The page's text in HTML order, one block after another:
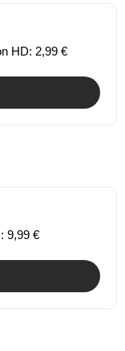
HD: 2,99 €
9,99 €